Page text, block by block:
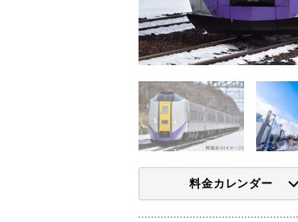
料金カレンダー